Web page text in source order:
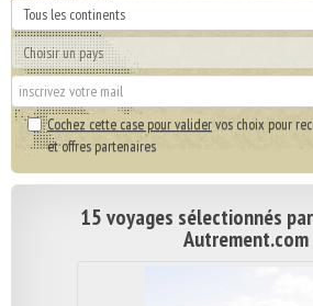
Cochez cette case pour validervos choix pour
et offres partenaires
15 voyages sélectionnés
Autrement.com